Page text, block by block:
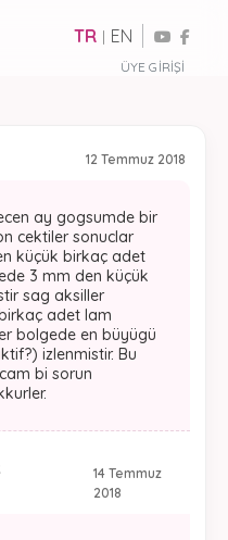
ÜYE GIRIŞI
TR | EN
12 Temmuz 2018
ay gogsumde bir
cektiler sonuclar
küçük birkaç adet
3 mm den küçük
sag aksiller
adet lam
bolgede en büyügü
izlenmistir. Bu
bi sorun
14 Temmuz
2018